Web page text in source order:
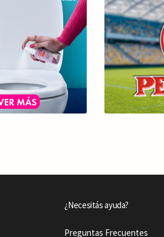
¿Necesitás ayuda?
Preguntas Frecuentes